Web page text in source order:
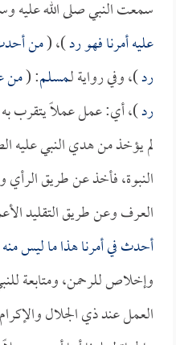
سمعت النبي صلى الله عليه
عليه أمرنا فهو رد)، (من
رد)، وفي رواية لـمسلم: (من
رد)، أي: عمل عملاً يتقرب
لم يؤخذ من هدي النبي عليه
النبوة، فأخذ عن طريق
العرف وعن طريق التقليد
أحدث في أمرنا هذا ما ليس
وإخلاص للرحمن، ومتابعة
العمل عند ذي الجلال